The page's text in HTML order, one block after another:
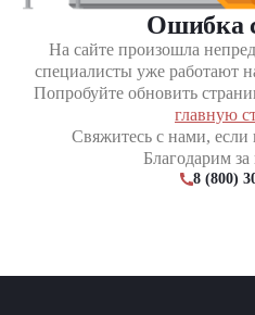
Ошибка
На сайте произошла
специалисты уже работают
Попробуйте обновить
главную
Свяжитесь с нами, если
Благодарим
8 (800)